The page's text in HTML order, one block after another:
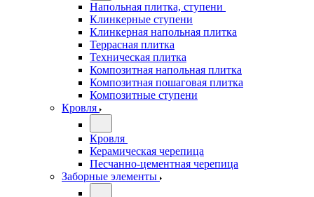
Напольная плитка, ступени
Клинкерные ступени
Клинкерная напольная плитка
Террасная плитка
Техническая плитка
Композитная напольная плитка
Композитная пошаговая плитка
Композитные ступени
Кровля
Кровля
Керамическая черепица
Песчанно-цементная черепица
Заборные элементы